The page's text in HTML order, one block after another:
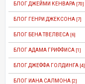
БЛОГ ДЖЕЙМИ КЕНВАРА [70]
БЛОГ ГЕНРИ ДЖЕКСОНА [7]
БЛОГ БЕНА ТВЕЛВЕСА [6]
БЛОГ АДАМА ГРИФФИСА [1]
БЛОГ ДЖЕФФА ГОЛДИНГА [4]
БЛОГ ИАНА САЛМОНА [2]